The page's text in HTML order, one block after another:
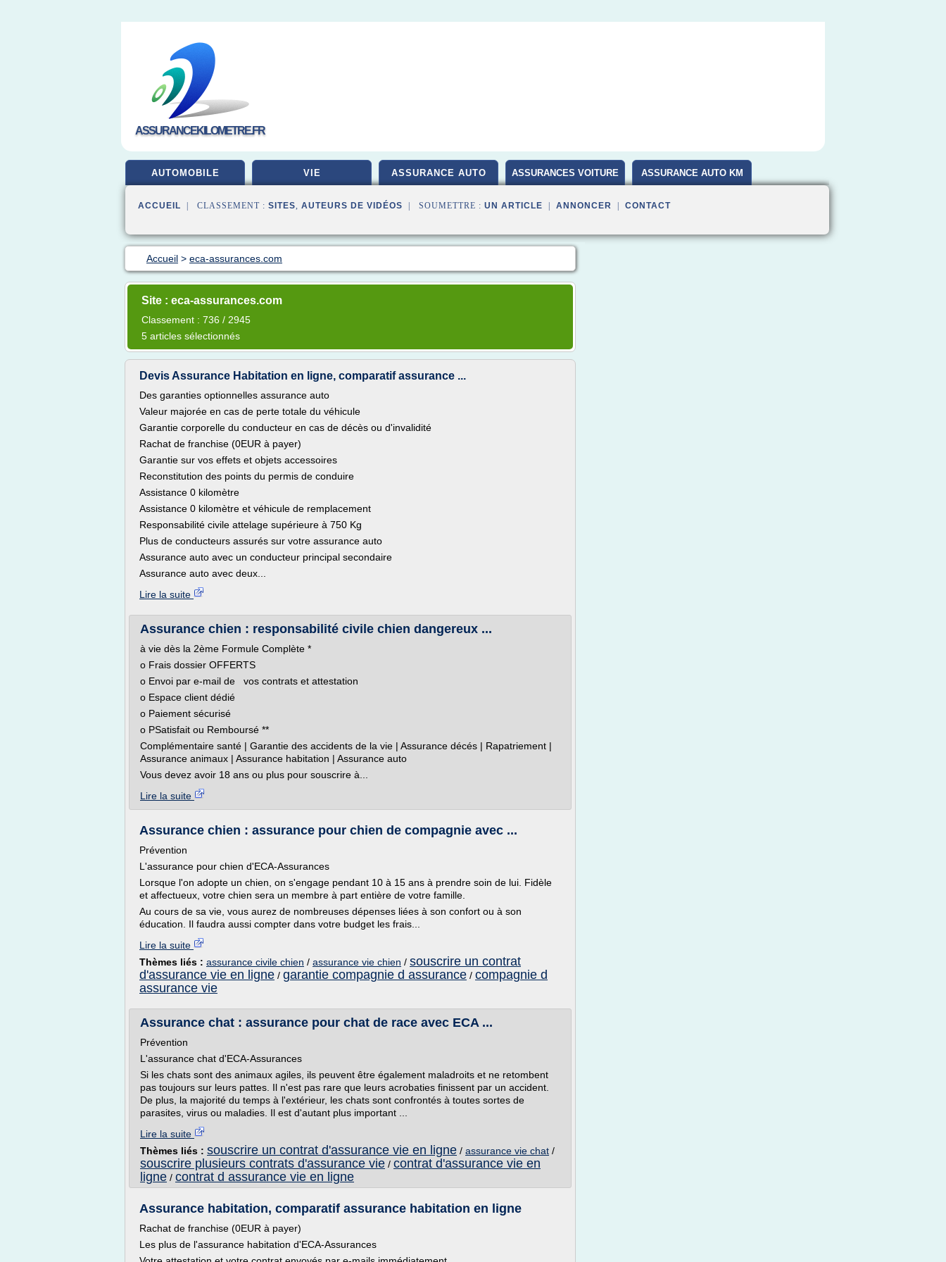
ASSURANCEKILOMETRE.FR
AUTOMOBILE VIE ASSURANCE AUTO ASSURANCES VOITURE ASSURANCE AUTO KM
ACCUEIL | CLASSEMENT : SITES, AUTEURS DE VIDÉOS | SOUMETTRE : UN ARTICLE ANNONCER CONTACT
Accueil > eca-assurances.com
Site : eca-assurances.com
Classement : 736 / 2945
5 articles sélectionnés
Devis Assurance Habitation en ligne, comparatif assurance ...
Des garanties optionnelles assurance auto
Valeur majorée en cas de perte totale du véhicule
Garantie corporelle du conducteur en cas de décès ou d'invalidité
Rachat de franchise (0EUR à payer)
Garantie sur vos effets et objets accessoires
Reconstitution des points du permis de conduire
Assistance 0 kilomètre
Assistance 0 kilomètre et véhicule de remplacement
Responsabilité civile attelage supérieure à 750 Kg
Plus de conducteurs assurés sur votre assurance auto
Assurance auto avec un conducteur principal secondaire
Assurance auto avec deux...
Lire la suite
Assurance chien : responsabilité civile chien dangereux ...
à vie dès la 2ème Formule Complète *
o Frais dossier OFFERTS
o Envoi par e-mail de vos contrats et attestation
o Espace client dédié
o Paiement sécurisé
o PSatisfait ou Remboursé **
Complémentaire santé | Garantie des accidents de la vie | Assurance décés | Rapatriement |
Assurance animaux | Assurance habitation | Assurance auto
Vous devez avoir 18 ans ou plus pour souscrire à...
Lire la suite
Assurance chien : assurance pour chien de compagnie avec ...
Prévention
L'assurance pour chien d'ECA-Assurances
Lorsque l'on adopte un chien, on s'engage pendant 10 à 15 ans à prendre soin de lui. Fidèle
et affectueux, votre chien sera un membre à part entière de votre famille.
Au cours de sa vie, vous aurez de nombreuses dépenses liées à son confort ou à son
éducation. Il faudra aussi compter dans votre budget les frais...
Lire la suite
Thèmes liés : assurance civile chien / assurance vie chien / souscrire un contrat
d'assurance vie en ligne / garantie compagnie d assurance / compagnie d
assurance vie
Assurance chat : assurance pour chat de race avec ECA ...
Prévention
L'assurance chat d'ECA-Assurances
Si les chats sont des animaux agiles, ils peuvent être également maladroits et ne retombent
pas toujours sur leurs pattes. Il n'est pas rare que leurs acrobaties finissent par un accident.
De plus, la majorité du temps à l'extérieur, les chats sont confrontés à toutes sortes de
parasites, virus ou maladies. Il est d'autant plus important ...
Lire la suite
Thèmes liés : souscrire un contrat d'assurance vie en ligne / assurance vie chat /
souscrire plusieurs contrats d'assurance vie / contrat d'assurance vie en
ligne / contrat d assurance vie en ligne
Assurance habitation, comparatif assurance habitation en ligne
Rachat de franchise (0EUR à payer)
Les plus de l'assurance habitation d'ECA-Assurances